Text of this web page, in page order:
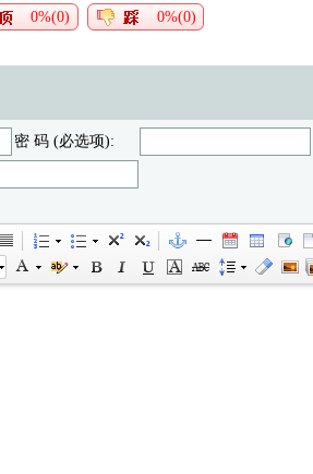
0%(0) 0%(0)
密 码 (必选项):